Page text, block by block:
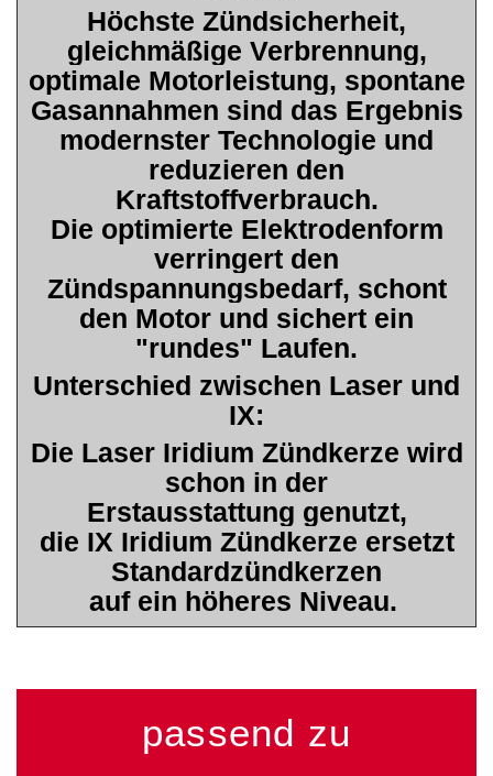
Höchste Zündsicherheit,
gleichmäßige Verbrennung,
optimale Motorleistung, spontane
Gasannahmen sind das Ergebnis
modernster Technologie und
reduzieren den
Kraftstoffverbrauch.
Die optimierte Elektrodenform
verringert den
Zündspannungsbedarf, schont
den Motor und sichert ein
"rundes" Laufen.
Unterschied zwischen Laser und
IX:
Die Laser Iridium Zündkerze wird
schon in der
Erstausstattung genutzt,
die IX Iridium Zündkerze ersetzt
Standardzündkerzen
auf ein höheres Niveau.
passend zu